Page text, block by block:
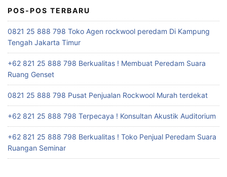
POS-POS TERBARU
0821 25 888 798 Toko Agen rockwool peredam Di Kampung
Tengah Jakarta Timur
+62 821 25 888 798 Berkualitas ! Membuat Peredam Suara
Ruang Genset
0821 25 888 798 Pusat Penjualan Rockwool Murah terdekat
+62 821 25 888 798 Terpecaya ! Konsultan Akustik Auditorium
+62 821 25 888 798 Berkualitas ! Toko Penjual Peredam Suara
Ruangan Seminar